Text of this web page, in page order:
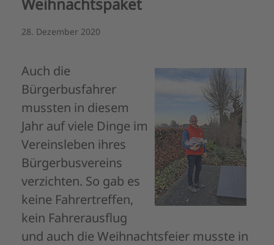
28. Dezember 2020
Auch die
Bürgerbusfahrer
mussten in diesem
Jahr auf viele Dinge im
Vereinsleben ihres
Bürgerbusvereins
verzichten. So gab es
keine Fahrertreffen,
kein Fahrerausflug
und auch die Weihnachtsfeier musste in